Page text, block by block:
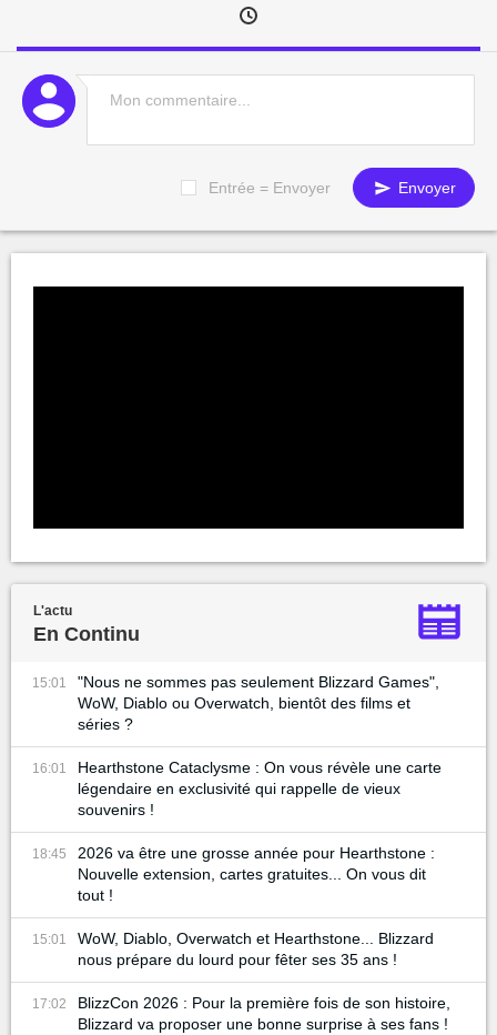
Entrée = Envoyer Envoyer
L'actu
En Continu
15:01
"Nous ne sommes pas seulement Blizzard Games",
WoW, Diablo ou Overwatch, bientôt des films et
séries ?
16:01
Hearthstone Cataclysme : On vous révèle une carte
légendaire en exclusivité qui rappelle de vieux
souvenirs !
18:45
2026 va être une grosse année pour Hearthstone :
Nouvelle extension, cartes gratuites... On vous dit
tout !
15:01
WoW, Diablo, Overwatch et Hearthstone... Blizzard
nous prépare du lourd pour fêter ses 35 ans !
17:02
BlizzCon 2026 : Pour la première fois de son histoire,
Blizzard va proposer une bonne surprise à ses fans !